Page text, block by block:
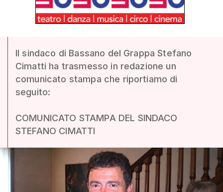
Il sindaco di Bassano del Grappa Stefano
Cimatti ha trasmesso in redazione un
comunicato stampa che riportiamo di
seguito:
COMUNICATO STAMPA DEL SINDACO
STEFANO CIMATTI